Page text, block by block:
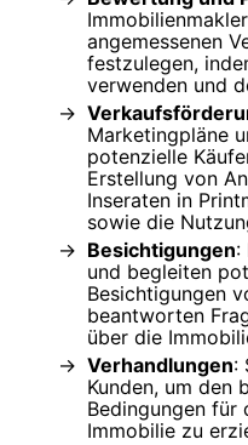
angemessenen
festzulegen,
verwenden und
Marketingpläne
potenzielle
Erstellung von
Inseraten in
sowie die
Besichtigungen:
und begleiten
Besichtigungen
beantworten
über die
Verhandlungen:
Kunden, um den
Bedingungen für
Immobilie zu